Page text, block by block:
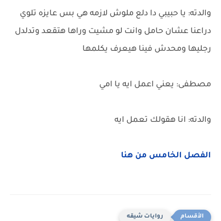
والدته: يا حبيبي دا دلع ملوش لازمه هي بس عايزه تلوي
دراعنا عشان حامل وانت لو مشيت وراها هتقعد وتدلدل
رجليها ومحدش فينا هيعرف يكلمها
مصطفى: يعني اعمل ايه يا امي
والدته: انا هقولك تعمل ايه
الفصل الخامس من هنا
روايات شيقه